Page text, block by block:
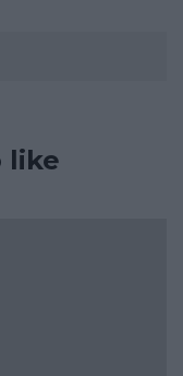
like